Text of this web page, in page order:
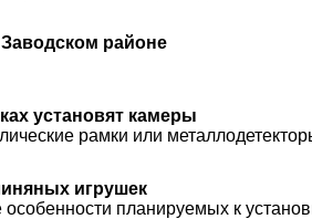
районе
установят камеры
рамки или
игрушек
планируемых к